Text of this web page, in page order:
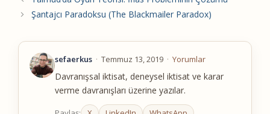
Şantajcı Paradoksu (The Blackmailer Paradox)
sefaerkus · Temmuz 13, 2019 · Yorumlar
Davranışsal iktisat, deneysel iktisat ve karar
verme davranışları üzerine yazılar.